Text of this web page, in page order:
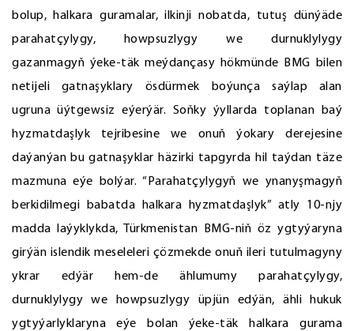
bolup, halkara guramalar, ilkinji nobatda, tutuş dünýäde
parahatçylygy, howpsuzlygy we durnuklylygy
gazanmagyň ýeke-täk meýdançasy hökmünde BMG bilen
netijeli gatnaşyklary ösdürmek boýunça saýlap alan
ugruna üýtgewsiz eýerýär. Soňky ýyllarda toplanan baý
hyzmatdaşlyk tejribesine we onuň ýokary derejesine
daýanýan bu gatnaşyklar häzirki tapgyrda hil taýdan täze
mazmuna eýe bolýar. “Parahatçylygyň we ynanyşmagyň
berkidilmegi babatda halkara hyzmatdaşlyk” atly 10-njy
madda laýyklykda, Türkmenistan BMG-niň öz ygtyýaryna
girýän islendik meseleleri çözmekde onuň ileri tutulmagyny
ykrar edýär hem-de ählumumy parahatçylygy,
durnuklylygy we howpsuzlygy üpjün edýän, ähli hukuk
ygtyýarlyklaryna eýe bolan ýeke-täk halkara gurama